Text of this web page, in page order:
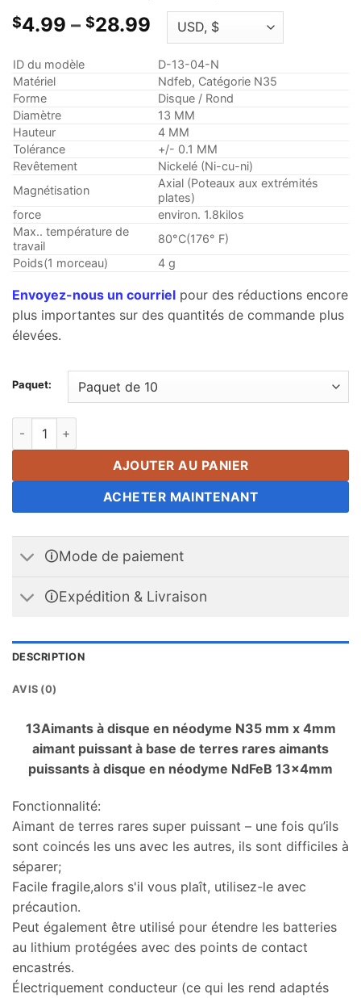
$4.99 – $28.99 Gamme
de
prix:
$4.99
à
travers
$28.99
ID du modèle
D-13-04-N
Matériel
Ndfeb, Catégorie N35
Forme
Disque / Rond
Diamètre
13 MM
Hauteur
4 MM
Tolérance
+/- 0.1 MM
Revêtement
Nickelé (Ni-cu-ni)
Magnétisation
Axial (Poteaux aux extrémités
plates)
force
environ. 1.8kilos
Max.. température de
travail
80°C(176° F)
Poids(1 morceau)
4 g
Envoyez-nous un courriel pour des réductions encore
plus importantes sur des quantités de commande plus
élevées.
Paquet:
13Aimants à disque en néodyme N35, mm x 4mm, aimant
AJOUTER AU PANIER
ACHETER MAINTENANT
🛈Mode de paiement
🛈Expédition & Livraison
DESCRIPTION
AVIS (0)
13Aimants à disque en néodyme N35 mm x 4mm
aimant puissant à base de terres rares aimants
puissants à disque en néodyme NdFeB 13x4mm
Fonctionnalité:
Aimant de terres rares super puissant – une fois qu’ils
sont coincés les uns avec les autres, ils sont difficiles à
séparer;
Facile fragile,alors s'il vous plaît, utilisez-le avec
précaution.
Peut également être utilisé pour étendre les batteries
au lithium protégées avec des points de contact
encastrés.
Électriquement conducteur (ce qui les rend adaptés